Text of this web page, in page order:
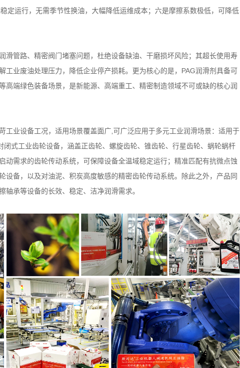
定运行，无需季节性换油，大幅降低运维成本；六是摩擦系数极低，可降低
滑管路、精密阀门堵塞问题，杜绝设备缺油、干磨损坏风险；其超长使用寿
业废油处理压力，降低企业停产损耗。更为核心的是， PAG润滑剂具备可
高端绿色装备场景，是新能源、高端重工、精密制造领域不可或缺的核心润
工业设备工况，适用场景覆盖面广,可广泛应用于多元工业润滑场景：适用于
闭式工业齿轮设备，涵盖正齿轮、螺旋齿轮、锥齿轮、行星齿轮、蜗轮蜗杆
需求的齿轮传动系统，可保障设备全温域稳定运行；精准匹配有抗微点蚀
设备，以及对油泥、积炭高度敏感的精密齿轮传动系统。除此之外，产品同
承等设备的长效、稳定、洁净润滑需求。